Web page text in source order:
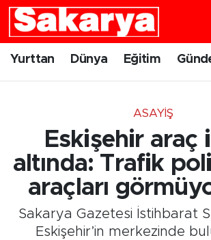
Yurttan Dünya Eğitim
ASAYIŞ
Eskişehir araç
altında: Trafik
araçları
Sakarya Gazetesi İstihbarat
Eskişehir’in merkezinde
Yurttan
Gündem
Eskişehirspor
Spor
Eskişehir Nöbetçi Eczaneler
Eskişehir Namaz Vakitleri
Eskişehir Trafik Yoğunluk
Süper Lig Puan Durumu ve
Tüm Manşetler